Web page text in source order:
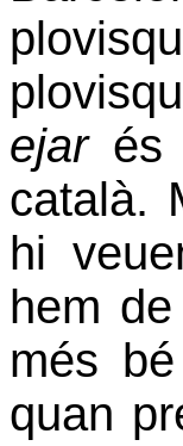
ejarés
català.
hi
hem
més
quan